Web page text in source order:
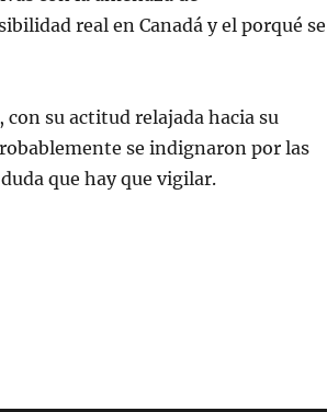
real en Canadá y el porqué se
su actitud relajada hacia su
se indignaron por las
que hay que vigilar.